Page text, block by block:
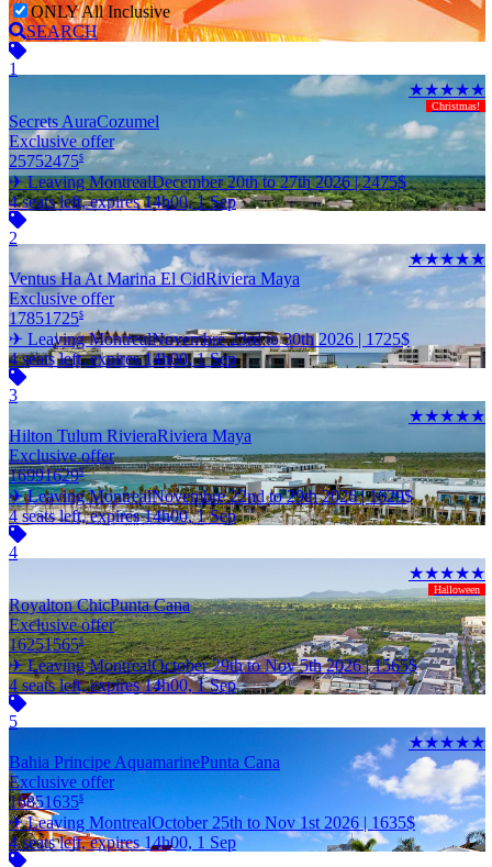
ONLY All Inclusive
SEARCH
1
★★★★★
Christmas!
Secrets AuraCozumel
Exclusive offer
25752475$
✈ Leaving MontrealDecember 20th to 27th 2026 |2475$
4 seats left, expires 14h00, 1 Sep
2
★★★★★
Ventus Ha At Marina El CidRiviera Maya
Exclusive offer
17851725$
✈ Leaving MontrealNovembre 23rd to 30th 2026 | 1725$
4 seats left, expires 14h00, 1 Sep
3
★★★★★
Hilton Tulum RivieraRiviera Maya
Exclusive offer
16991629$
✈ Leaving MontrealNovembre 22nd to 29th 2026 |1629$
4 seats left, expires 14h00, 1 Sep
4
★★★★★
Halloween
Royalton ChicPunta Cana
Exclusive offer
16251565$
✈ Leaving MontrealOctober 29th to Nov 5th 2026 |1565$
4 seats left, expires 14h00, 1 Sep
5
★★★★★
Bahia Principe AquamarinePunta Cana
Exclusive offer
16851635$
✈ Leaving MontrealOctober 25th to Nov 1st 2026 | 1635$
4 seats left, expires 14h00, 1 Sep